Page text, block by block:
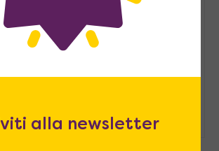
casa in modo
consigli pratici
alla newsletter